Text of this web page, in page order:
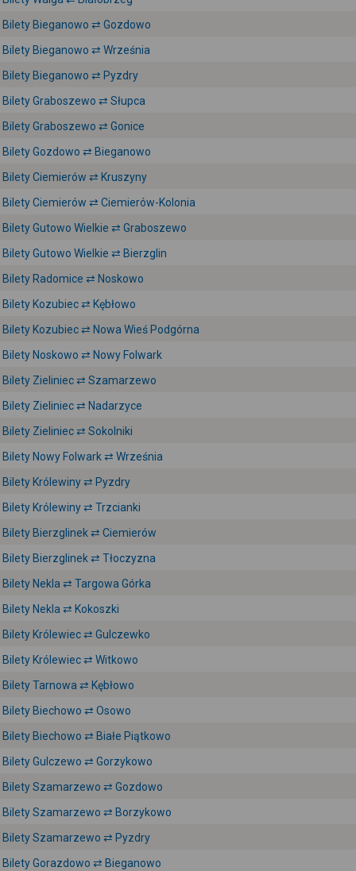
Bilety Bieganowo ⇄ Gozdowo
Bilety Bieganowo ⇄ Września
Bilety Bieganowo ⇄ Pyzdry
Bilety Graboszewo ⇄ Słupca
Bilety Graboszewo ⇄ Gonice
Bilety Gozdowo ⇄ Bieganowo
Bilety Ciemierów ⇄ Kruszyny
Bilety Ciemierów ⇄ Ciemierów-Kolonia
Bilety Gutowo Wielkie ⇄ Graboszewo
Bilety Gutowo Wielkie ⇄ Bierzglin
Bilety Radomice ⇄ Noskowo
Bilety Kozubiec ⇄ Kębłowo
Bilety Kozubiec ⇄ Nowa Wieś Podgórna
Bilety Noskowo ⇄ Nowy Folwark
Bilety Zieliniec ⇄ Szamarzewo
Bilety Zieliniec ⇄ Nadarzyce
Bilety Zieliniec ⇄ Sokolniki
Bilety Nowy Folwark ⇄ Września
Bilety Królewiny ⇄ Pyzdry
Bilety Królewiny ⇄ Trzcianki
Bilety Bierzglinek ⇄ Ciemierów
Bilety Bierzglinek ⇄ Tłoczyzna
Bilety Nekla ⇄ Targowa Górka
Bilety Nekla ⇄ Kokoszki
Bilety Królewiec ⇄ Gulczewko
Bilety Królewiec ⇄ Witkowo
Bilety Tarnowa ⇄ Kębłowo
Bilety Biechowo ⇄ Osowo
Bilety Biechowo ⇄ Białe Piątkowo
Bilety Gulczewo ⇄ Gorzykowo
Bilety Szamarzewo ⇄ Gozdowo
Bilety Szamarzewo ⇄ Borzykowo
Bilety Szamarzewo ⇄ Pyzdry
Bilety Gorazdowo ⇄ Bieganowo